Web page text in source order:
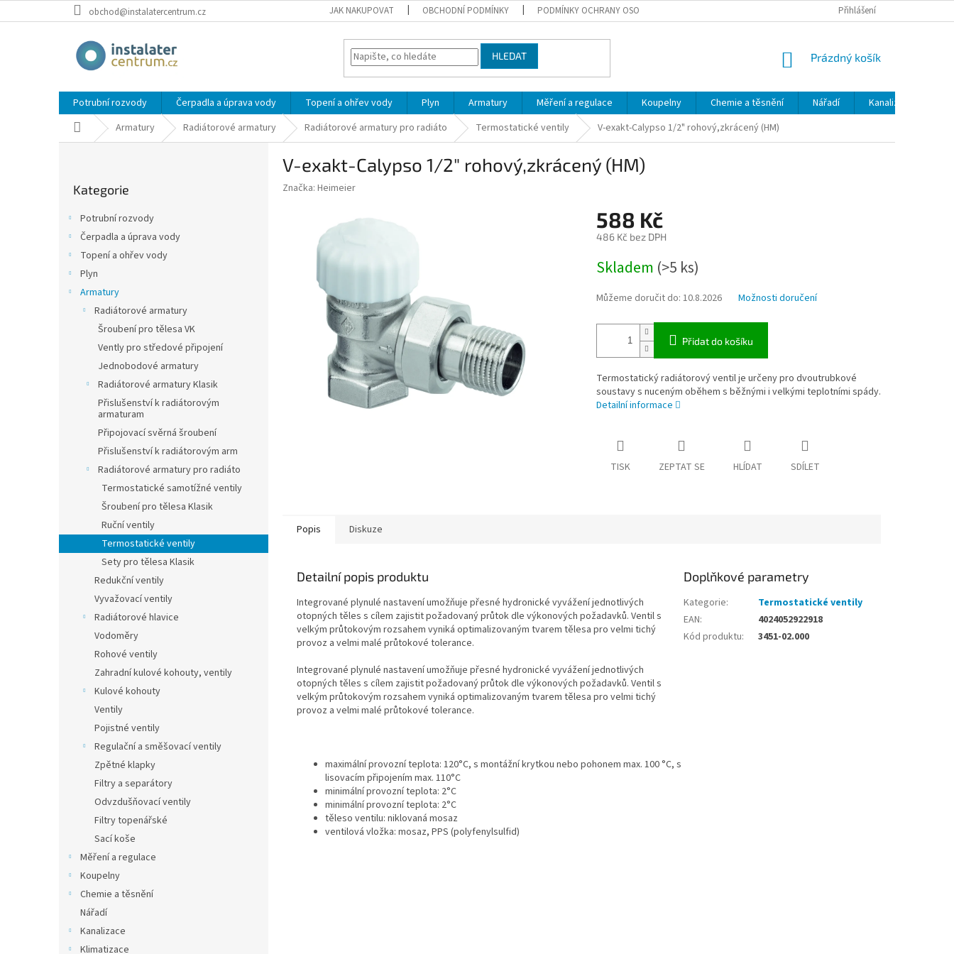
na
obchod@instalatercentrum.cz JAK NAKUPOVAT OBCHODNÍ PODMÍNKY PODMÍNKY OCHRANY OSOBNÍCH ÚDAJŮ MOJE OBJEDNÁVKA
Přihlášení
HLEDAT
NÁKUPNÍ
Prázdný košík
Potrubní rozvody Čerpadla a úprava vody Topení a ohřev vody Plyn Armatury Měření a regulace Koupelny Chemie a těsnění Nářadí Kanalizace
Domů Armatury Radiátorové armatury Radiátorové armatury pro radiáto Termostatické ventily V-exakt-Calypso 1/2" rohový,zkrácený (HM)
kategorie
Kategorie
Potrubní rozvody
Čerpadla a úprava vody
Topení a ohřev vody
Plyn
Armatury
Radiátorové armatury
Šroubení pro tělesa VK
Vently pro středové připojení
Jednobodové armatury
Radiátorové armatury Klasik
Přislušenství k radiátorovým
armaturam
Připojovací svěrná šroubení
Přislušenství k radiátorovým arm
Radiátorové armatury pro radiáto
Termostatické samotížné ventily
Šroubení pro tělesa Klasik
Ruční ventily
Termostatické ventily
Sety pro tělesa Klasik
Redukční ventily
Vyvažovací ventily
Radiátorové hlavice
Vodoměry
Rohové ventily
Zahradní kulové kohouty, ventily
Kulové kohouty
Ventily
Pojistné ventily
Regulační a směšovací ventily
Zpětné klapky
Filtry a separátory
Odvzdušňovací ventily
Filtry topenářské
Sací koše
Měření a regulace
Koupelny
Chemie a těsnění
Nářadí
Kanalizace
Klimatizace
V-exakt-Calypso 1/2" rohový,zkrácený (HM)
Značka: Heimeier
588 Kč
486 Kč bez DPH
cena:
Skladem (>5 ks)
Můžeme doručit do: 10.8.2026 Možnosti doručení
Přidat do košíku
Termostatický radiátorový ventil je určeny pro dvoutrubkové
soustavy s nuceným oběhem s běžnými i velkými teplotními spády.
Detailní informace
TISK ZEPTAT SE HLÍDAT SDÍLET
Popis Diskuze
Detailní popis produktu
Integrované plynulé nastavení umožňuje přesné hydronické vyvážení jednotlivých
otopných těles s cílem zajistit požadovaný průtok dle výkonových požadavků. Ventil s
velkým průtokovým rozsahem vyniká optimalizovaným tvarem tělesa pro velmi tichý
provoz a velmi malé průtokové tolerance.
Integrované plynulé nastavení umožňuje přesné hydronické vyvážení jednotlivých
otopných těles s cílem zajistit požadovaný průtok dle výkonových požadavků. Ventil s
velkým průtokovým rozsahem vyniká optimalizovaným tvarem tělesa pro velmi tichý
provoz a velmi malé průtokové tolerance.
maximální provozní teplota: 120°C, s montážní krytkou nebo pohonem max. 100 °C, s
lisovacím připojením max. 110°C
minimální provozní teplota: 2°C
minimální provozní teplota: 2°C
těleso ventilu: niklovaná mosaz
ventilová vložka: mosaz, PPS (polyfenylsulfid)
Doplňkové parametry
Kategorie:
Termostatické ventily
EAN:
4024052922918
Kód produktu: 3451-02.000